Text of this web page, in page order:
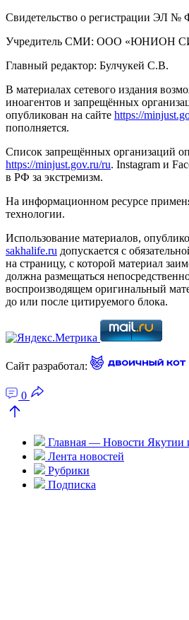
Свидетельство о регистрации ЭЛ №
Учредитель СМИ: ООО «ЮНИОН
Главный редактор: Булчукей С.В.
В материалах сетевого издания
иноагентов и запрещённых
опубликован на сайте https://
пополняется.
Список запрещённых организаций
https://minjust.gov.ru/ru. Instagram и
в РФ за экстремизм.
На информационном ресурсе
технологии.
Использование материалов,
sakhalife.ru допускается с
на страницу, с которой материал
должна размещаться
воспроизводящем оригинальный
до или после цитируемого блока.
Сайт разработал:
0
Главная — Новости Якутии
Лента новостей
Рубрики
Подписка